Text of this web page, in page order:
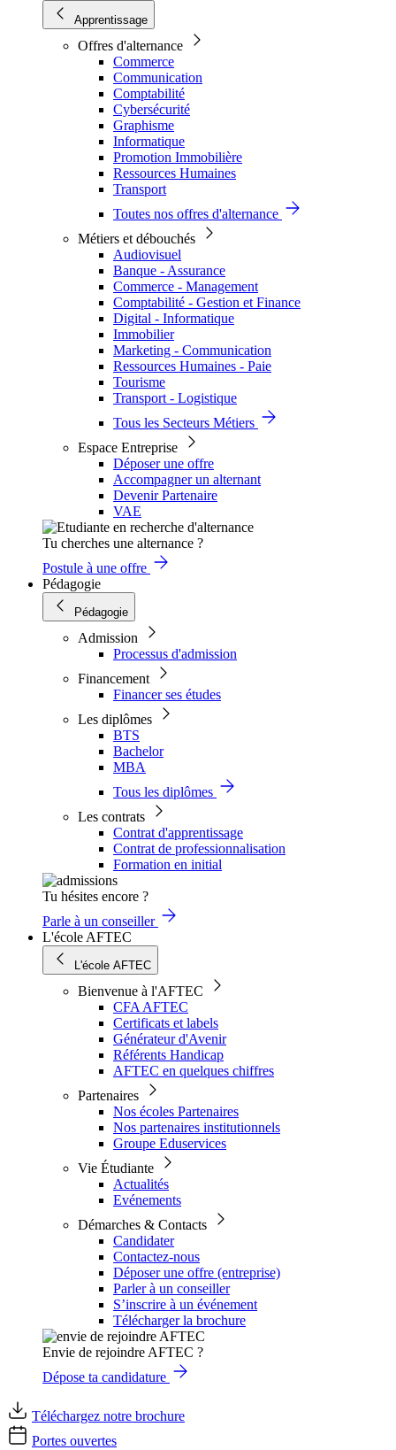
Apprentissage
Offres d'alternance
Commerce
Communication
Comptabilité
Cybersécurité
Graphisme
Informatique
Promotion Immobilière
Ressources Humaines
Transport
Toutes nos offres d'alternance
Métiers et débouchés
Audiovisuel
Banque - Assurance
Commerce - Management
Comptabilité - Gestion et Finance
Digital - Informatique
Immobilier
Marketing - Communication
Ressources Humaines - Paie
Tourisme
Transport - Logistique
Tous les Secteurs Métiers
Espace Entreprise
Déposer une offre
Accompagner un alternant
Devenir Partenaire
VAE
Tu cherches une alternance ?
Postule à une offre
Pédagogie
Pédagogie
Admission
Processus d'admission
Financement
Financer ses études
Les diplômes
BTS
Bachelor
MBA
Tous les diplômes
Les contrats
Contrat d'apprentissage
Contrat de professionnalisation
Formation en initial
Tu hésites encore ?
Parle à un conseiller
L'école AFTEC
L'école AFTEC
Bienvenue à l'AFTEC
CFA AFTEC
Certificats et labels
Générateur d'Avenir
Référents Handicap
AFTEC en quelques chiffres
Partenaires
Nos écoles Partenaires
Nos partenaires institutionnels
Groupe Eduservices
Vie Étudiante
Actualités
Evénements
Démarches & Contacts
Candidater
Contactez-nous
Déposer une offre (entreprise)
Parler à un conseiller
S’inscrire à un événement
Télécharger la brochure
Envie de rejoindre AFTEC ?
Dépose ta candidature
Téléchargez notre brochure
Portes ouvertes